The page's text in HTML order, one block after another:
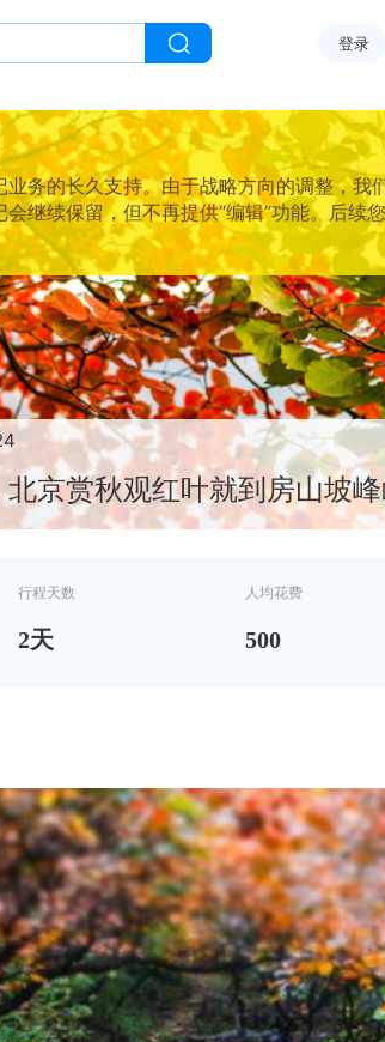
登录
业务的长久支持。由于战略方向的调整，
继续保留，但不再提供“编辑”功能。后续
京赏秋观红叶就到房山坡
行程天数
2天
人均花费
500